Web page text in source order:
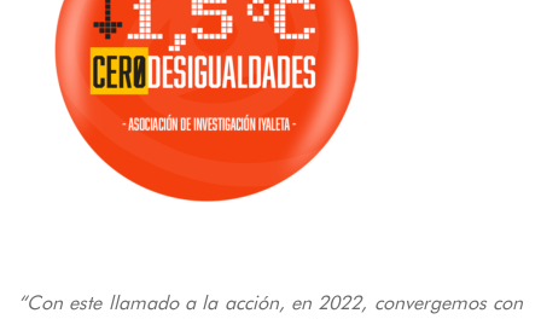
“Con este llamado a la acción, en 2022, convergemos con